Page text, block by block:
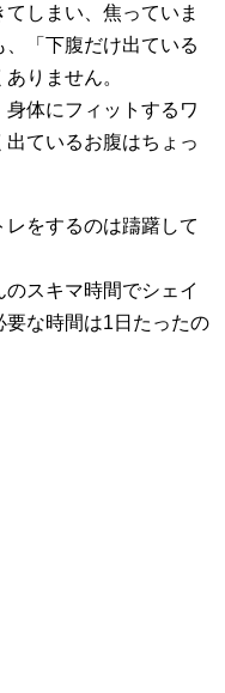
しまい、焦っていま
「下腹だけ出ている
りません。
体にフィットするワ
ているお腹はちょっ
をするのは躊躇して
のスキマ時間でシェイ
な時間は1日たったの